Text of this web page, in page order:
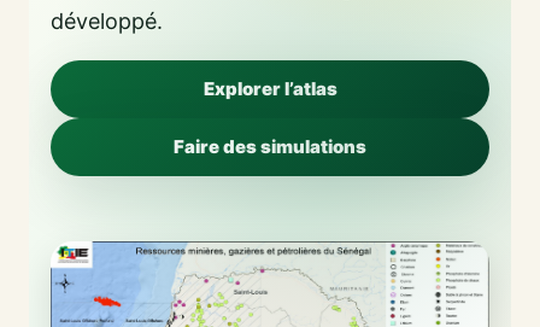
développé.
Explorer l’atlas
Faire des simulations